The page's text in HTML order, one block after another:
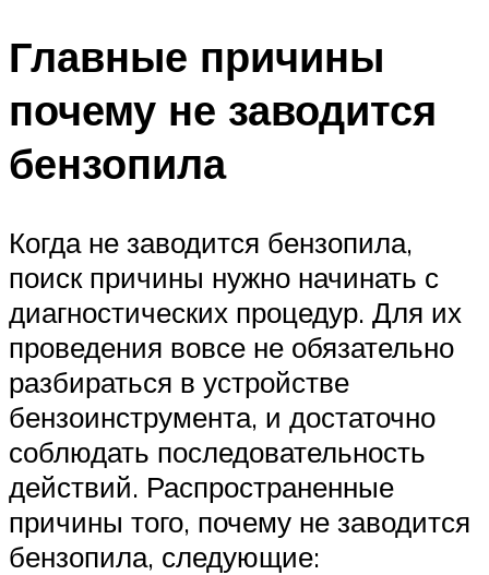
Главные причины
почему не заводится
бензопила
Когда не заводится бензопила,
поиск причины нужно начинать с
диагностических процедур. Для их
проведения вовсе не обязательно
разбираться в устройстве
бензоинструмента, и достаточно
соблюдать последовательность
действий. Распространенные
причины того, почему не заводится
бензопила, следующие: